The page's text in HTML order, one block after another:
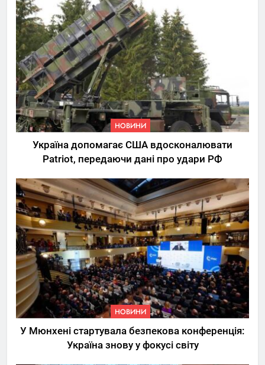
НОВИНИ
Україна допомагає США вдосконалювати
Patriot, передаючи дані про удари РФ
НОВИНИ
У Мюнхені стартувала безпекова конференція:
Україна знову у фокусі світу